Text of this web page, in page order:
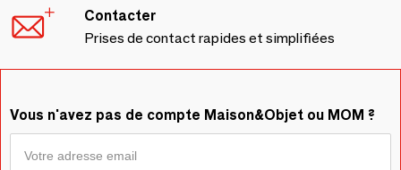
Contacter
Prises de contact rapides et simplifiées
Vous n'avez pas de compte Maison&Objet ou MOM ?